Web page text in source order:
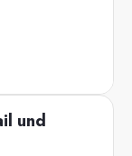
und